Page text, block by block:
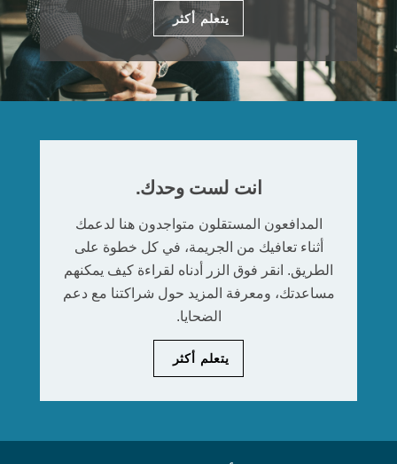
يتعلم أكثر
انت لست وحدك.
المدافعون المستقلون متواجدون هنا لدعمك
أثناء تعافيك من الجريمة، في كل خطوة على
الطريق. انقر فوق الزر أدناه لقراءة كيف يمكنهم
مساعدتك، ومعرفة المزيد حول شراكتنا مع دعم
الضحايا.
يتعلم أكثر